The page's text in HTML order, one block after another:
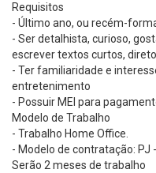
Requisitos
- Último ano, ou recém-
- Ser detalhista, curioso,
escrever textos curtos,
- Ter familiaridade e
entretenimento
- Possuir MEI para
Modelo de Trabalho
- Trabalho Home Office.
- Modelo de contratação: PJ
Serão 2 meses de trabalho